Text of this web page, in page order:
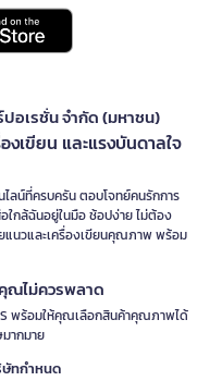
ปอเรชั่น จำกัด (มหาชน)
เขียน และแรงบันดาลใจ
ลน์ที่ครบครัน ตอบโจทย์คนรักการ
ใกล้ฉันอยู่ในมือ ช้อปง่าย ไม่ต้อง
แนวและเครื่องเขียนคุณภาพ พร้อม
ณไม่ควรพลาด
พร้อมให้คุณเลือกสินค้าคุณภาพได้
ากมาย
ษัทกำหนด